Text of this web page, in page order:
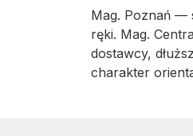
ORION
SAGE
Mag. Poznań —
ręki. Mag.
dostawcy,
charakter